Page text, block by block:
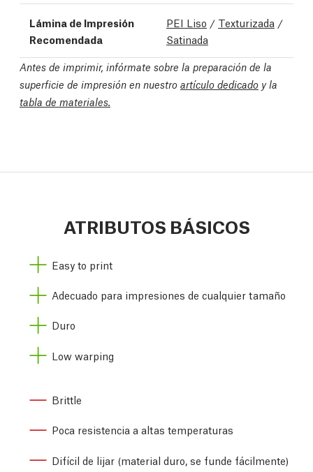
Lámina de Impresión
Recomendada
PEI Liso / Texturizada /
Satinada
Antes de imprimir, infórmate sobre la preparación de la
superficie de impresión en nuestro artículo dedicado y la
tabla de materiales.
ATRIBUTOS BÁSICOS
Easy to print
Adecuado para impresiones de cualquier tamaño
Duro
Low warping
Brittle
Poca resistencia a altas temperaturas
Difícil de lijar (material duro, se funde fácilmente)